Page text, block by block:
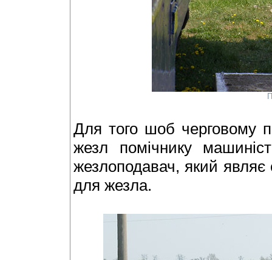
Для того шоб черговому
жезл помічнику
жезлоподавач, який являє
для жезла.